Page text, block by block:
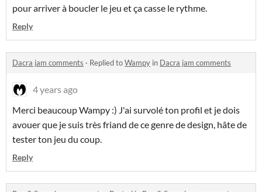
pour arriver à boucler le jeu et ça casse le rythme.
Reply
Dacra jam comments · Replied toWampy in Dacra jam comments
4 years ago
Merci beaucoup Wampy :) J'ai survolé ton profil et je dois
avouer que je suis très friand de ce genre de design, hâte de
tester ton jeu du coup.
Reply